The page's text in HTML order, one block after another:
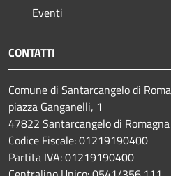
Eventi
CONTATTI
Comune di Santarcangelo di
piazza Ganganelli, 1
47822 Santarcangelo di Romagna
Codice Fiscale: 01219190400
Partita IVA: 01219190400